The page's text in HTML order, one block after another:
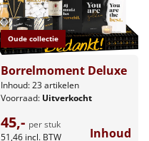
Oude collectie
Borrelmoment Deluxe
Inhoud: 23 artikelen
Voorraad: Uitverkocht
45,- per stuk
51,46 incl. BTW Inhoud